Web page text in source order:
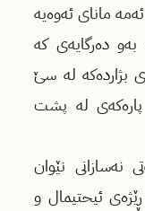
ئەمە مانای ئەوەیە
بەو دەرگایەی کە
بژاردەکە لە سێ
پارەکەی لە پشت
نەسازانی نێوان
ئیحتیمال و